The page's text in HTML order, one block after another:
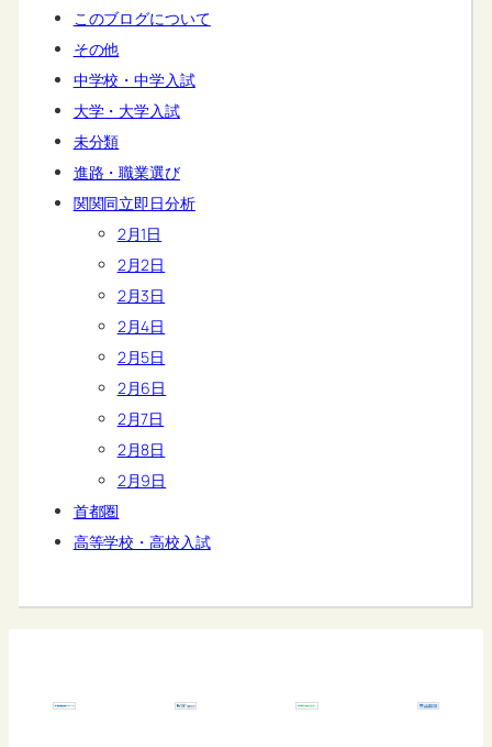
このブログについて
その他
中学校・中学入試
大学・大学入試
未分類
進路・職業選び
関関同立即日分析
2月1日
2月2日
2月3日
2月4日
2月5日
2月6日
2月7日
2月8日
2月9日
首都圏
高等学校・高校入試